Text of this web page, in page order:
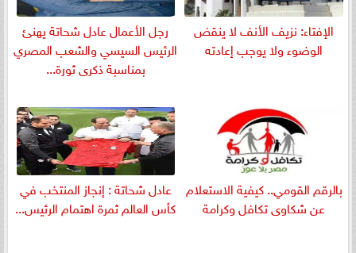
الإفتاء: نزيف الأنف لا ينقض
الوضوء ولا يوجب إعادته
رجل الأعمال عادل شحاتة يهنئ
الرئيس السيسي والشعب المصري
بمناسبة ذكرى ثورة...
بالرقم القومي.. كيفية الاستعلام
عن شكاوى تكافل وكرامة
عادل شحاتة : إنجاز المنتخب في
كأس العالم ثمرة اهتمام الرئيس...